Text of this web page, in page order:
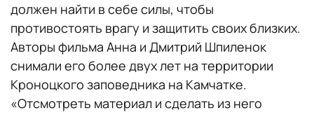
должен найти в себе силы, чтобы
противостоять врагу и защитить своих близких.
Авторы фильма Анна и Дмитрий Шпиленок
снимали его более двух лет на территории
Кроноцкого заповедника на Камчатке.
«Отсмотреть материал и сделать из него